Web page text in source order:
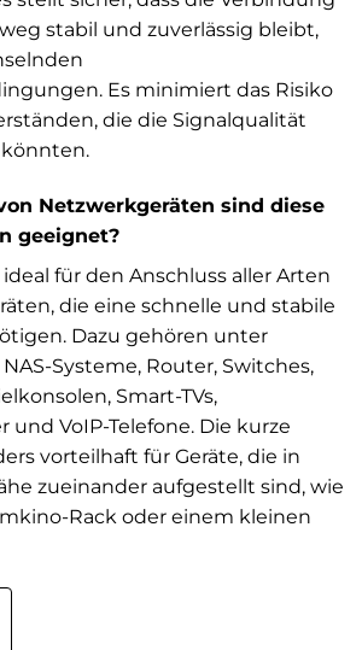
stabil und zuverlässig bleibt,
Es minimiert das Risiko
die die Signalqualität
Netzwerkgeräten sind diese
geeignet?
für den Anschluss aller Arten
die eine schnelle und stabile
Dazu gehören unter
Systeme, Router, Switches,
Smart-TVs,
und VoIP-Telefone. Die kurze
vorteilhaft für Geräte, die in
zueinander aufgestellt sind, wie
Rack oder einem kleinen